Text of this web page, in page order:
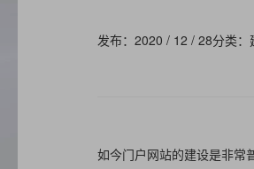
发布：2020 / 12 / 28分类：
如今门户网站的建设是非常